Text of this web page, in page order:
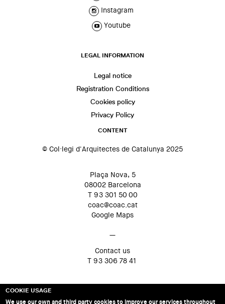
Instagram
Youtube
LEGAL INFORMATION
Legal notice
Registration Conditions
Cookies policy
Privacy Policy
CONTENT
© Col·legi d'Arquitectes de Catalunya 2025
Plaça Nova, 5
08002 Barcelona
T 93 301 50 00
coac@coac.cat
Google Maps
—
Contact us
T 93 306 78 41
COOKIE USAGE
We use our own and third party cookies to improve our services throughout